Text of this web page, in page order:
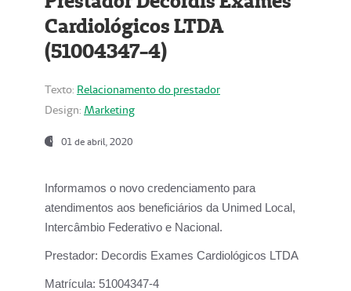
Cardiológicos LTDA
(51004347-4)
Texto: Relacionamento do prestador
Design: Marketing
01 de abril, 2020
Informamos o novo credenciamento para
atendimentos aos beneficiários da Unimed Local,
Intercâmbio Federativo e Nacional.
Prestador: Decordis Exames Cardiológicos LTDA
Matrícula: 51004347-4